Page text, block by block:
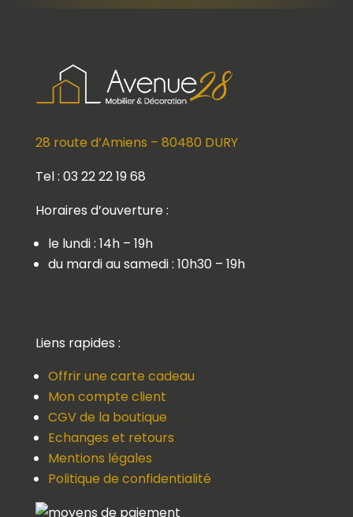
28 route d’Amiens – 80480 DURY
Tel : 03 22 22 19 68
Horaires d’ouverture :
le lundi : 14h – 19h
du mardi au samedi : 10h30 – 19h
Liens rapides :
Offrir une carte cadeau
Mon compte client
CGV de la boutique
Echanges et retours
Mentions légales
Politique de confidentialité